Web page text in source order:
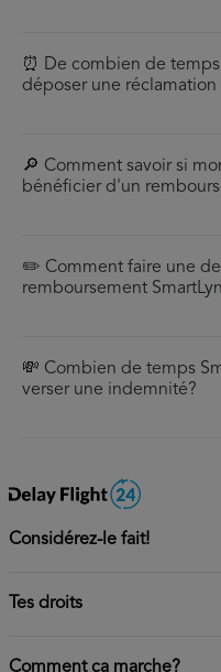
⏰ De combien de
déposer une réclamation
🔎 Comment savoir si
bénéficier d'un
✏️ Comment faire une
remboursement
💸 Combien de temps
verser une indemnité?
Considérez-le fait!
Tes droits
Comment ça marche?